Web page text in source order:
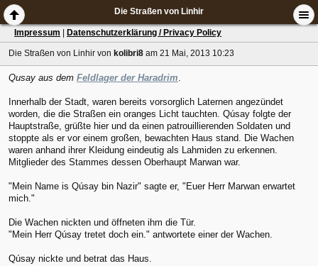
Die Straßen von Linhir
Impressum Datenschutzerklärung / Privacy Policy
Die Straßen von Linhir von kolibri8 am 21 Mai, 2013 10:23
Qusay aus dem Feldlager der Haradrim.
Innerhalb der Stadt, waren bereits vorsorglich Laternen angezündet
worden, die die Straßen ein oranges Licht tauchten. Qúsay folgte der
Hauptstraße, grüßte hier und da einen patrouillierenden Soldaten und
stoppte als er vor einem großen, bewachten Haus stand. Die Wachen
waren anhand ihrer Kleidung eindeutig als Lahmiden zu erkennen.
Mitglieder des Stammes dessen Oberhaupt Marwan war.
"Mein Name is Qúsay bin Nazir" sagte er, "Euer Herr Marwan erwartet
mich."
Die Wachen nickten und öffneten ihm die Tür.
"Mein Herr Qúsay tretet doch ein." antwortete einer der Wachen.
Qúsay nickte und betrat das Haus.